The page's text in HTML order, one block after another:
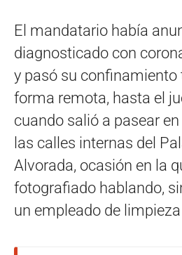
El mandatario había
diagnosticado con
y pasó su confinamiento
forma remota, hasta el
cuando salió a pasear
las calles internas del
Alvorada, ocasión en la
fotografiado hablando,
un empleado de